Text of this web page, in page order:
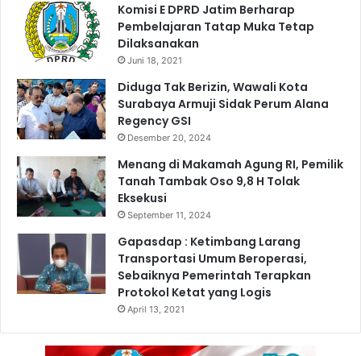
2
0
2
6
Komisi E DPRD Jatim Berharap
Pembelajaran Tatap Muka Tetap
Dilaksanakan
Juni 18, 2021
Diduga Tak Berizin, Wawali Kota
Surabaya Armuji Sidak Perum Alana
Regency GSI
Desember 20, 2024
Menang di Makamah Agung RI, Pemilik
Tanah Tambak Oso 9,8 H Tolak
Eksekusi
September 11, 2024
Gapasdap : Ketimbang Larang
Transportasi Umum Beroperasi,
Sebaiknya Pemerintah Terapkan
Protokol Ketat yang Logis
April 13, 2021